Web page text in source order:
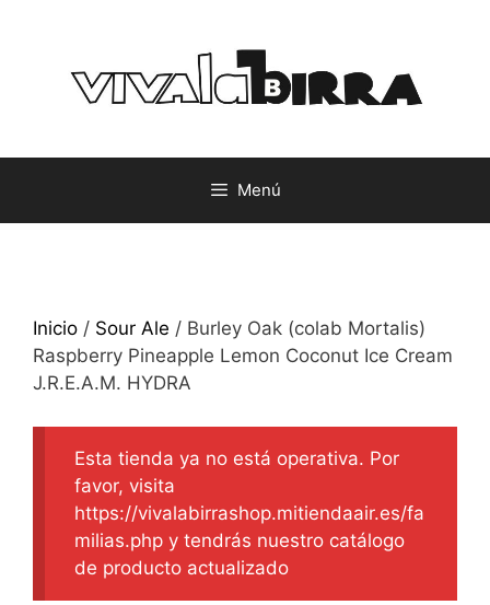
contenido
Menú
Inicio / Sour Ale / Burley Oak (colab Mortalis)
Raspberry Pineapple Lemon Coconut Ice Cream
J.R.E.A.M. HYDRA
Esta tienda ya no está operativa. Por
favor, visita
https://vivalabirrashop.mitiendaair.es/fa
milias.php y tendrás nuestro catálogo
de producto actualizado